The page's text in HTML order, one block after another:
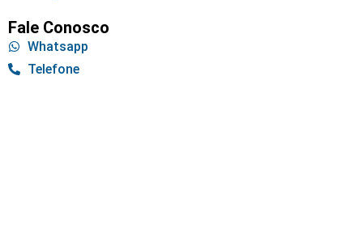
Fale Conosco
Whatsapp
Telefone